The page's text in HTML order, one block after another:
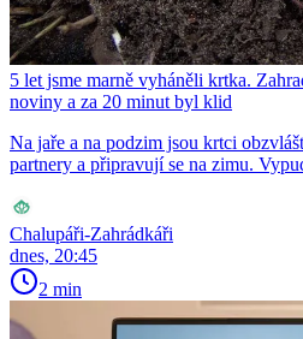
5 let jsme marně vyháněli krtka.
noviny a za 20 minut byl klid
Na jaře a na podzim jsou krtci
partnery a připravují se na zimu.
Chalupáři-Zahrádkáři
dnes, 20:45
2 min